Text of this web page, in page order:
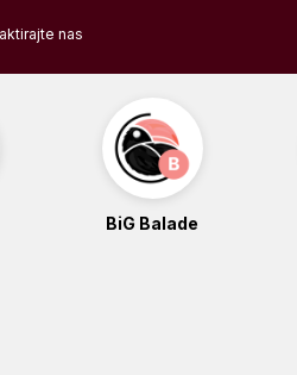
nas
BiG Balade